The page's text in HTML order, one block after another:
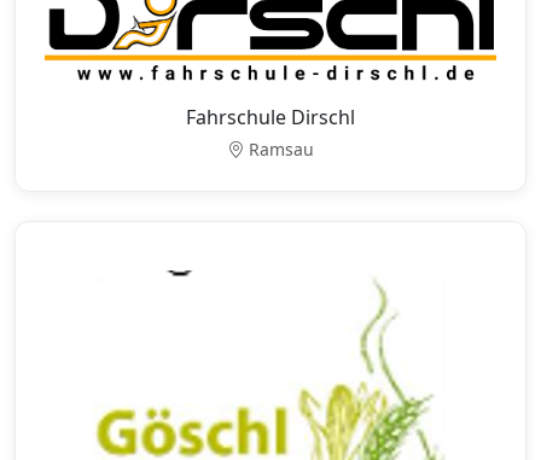
Fahrschule Dirschl
Ramsau